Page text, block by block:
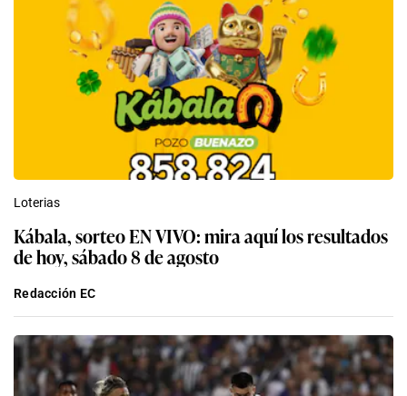
Loterias
Kábala, sorteo EN VIVO: mira aquí los resultados
de hoy, sábado 8 de agosto
Redacción EC